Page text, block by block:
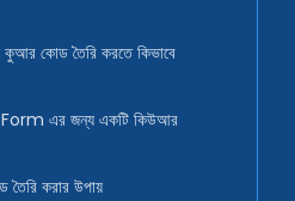
কোড তৈরি করতে কিভাবে
এর জন্য একটি কিউআর
করার উপায়